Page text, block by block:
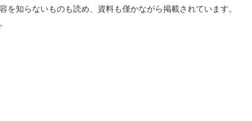
を知らないものも読め、資料も僅かながら掲載されています。